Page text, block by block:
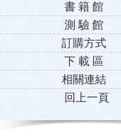
書 籍 館
測 驗 館
訂購方式
下 載 區
相關連結
回上一頁